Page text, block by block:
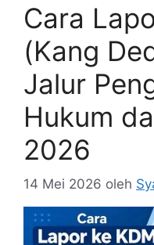
Cara
(Kang
Jalur
Hukum
2026
14 Mei 2026 oleh